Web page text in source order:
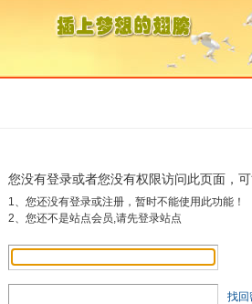
您没有登录或者您没有权限访问此页面，
1、您还没有登录或注册，暂时不能使用此功能！
2、您还不是站点会员,请先登录站点
找回